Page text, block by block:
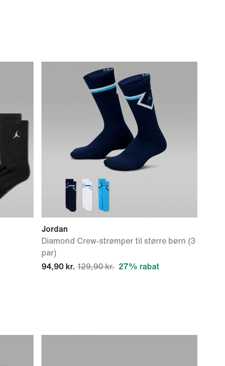
Jordan
Diamond Crew-strømper til større børn (3
par)
94,90 kr. 129,90 kr. 27% rabat